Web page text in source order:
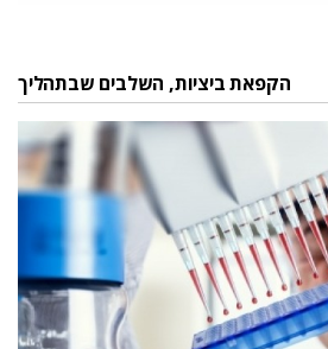
הקפאת ביציות, השלבים שבתהליך